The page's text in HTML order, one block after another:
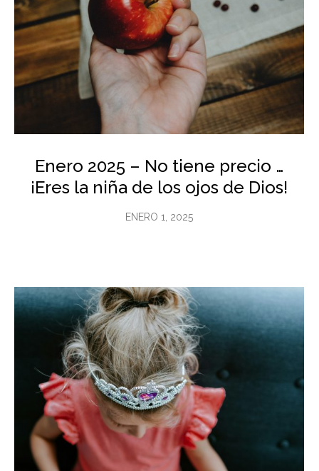
Enero 2025 – No tiene precio …
¡Eres la niña de los ojos de Dios!
ENERO 1, 2025